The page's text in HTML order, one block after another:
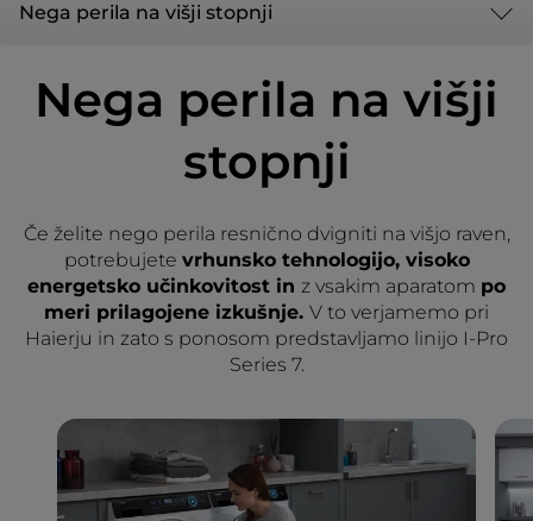
Nega perila na višji stopnji
Nega perila na višji
stopnji
Če želite nego perila resnično dvigniti na višjo raven,
potrebujete vrhunsko tehnologijo, visoko
energetsko učinkovitost in z vsakim aparatom po
meri prilagojene izkušnje. V to verjamemo pri
Haierju in zato s ponosom predstavljamo linijo I-Pro
Series 7.